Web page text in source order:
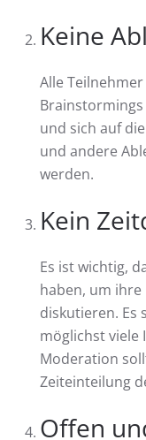
Keine
Alle
Brainstormings
und sich auf
und andere
werden.
Kein
Es ist wichtig,
haben, um
diskutieren. Es
möglichst viele
Moderation
Zeiteinteilung
Offen